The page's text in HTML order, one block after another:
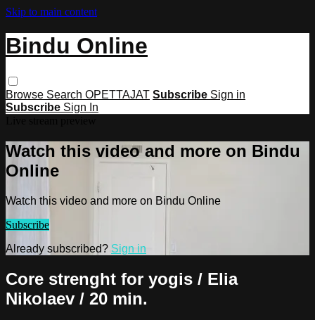
Skip to main content
Bindu Online
Browse Search OPETTAJAT Subscribe Sign in
Subscribe Sign In
Watch this video and more on Bindu
Online
Watch this video and more on Bindu Online
Subscribe
Already subscribed? Sign in
Core strenght for yogis / Elia
Nikolaev / 20 min.